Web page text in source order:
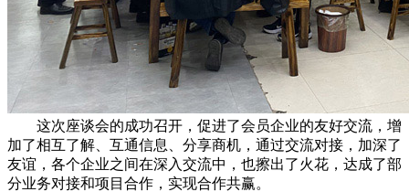
这次座谈会的成功召开，促进了会员企业的友好交流，增
加了相互了解、互通信息、分享商机，通过交流对接，加深了
友谊，各个企业之间在深入交流中，也擦出了火花，达成了部
分业务对接和项目合作，实现合作共赢。